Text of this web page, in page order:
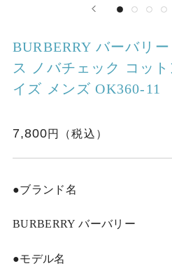
BURBERRY バーバリ
ス ノバチェック コッ
イズ メンズ OK360-11
7,800
●ブランド名
BURBERRY バーバリー
●モデル名